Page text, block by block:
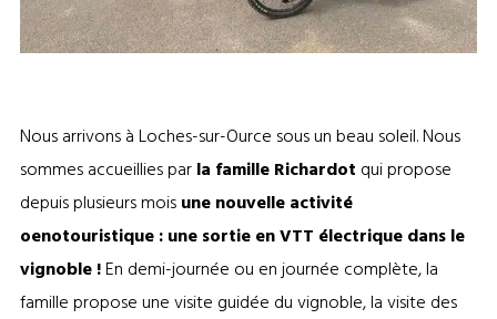
Nous arrivons à Loches-sur-Ource sous un beau soleil. Nous
sommes accueillies parla famille Richardot qui propose
depuis plusieurs moisune nouvelle activité
oenotouristique : une sortie en VTT électrique dans le
vignoble !En demi-journée ou en journée complète, la
famille propose une visite guidée du vignoble, la visite des